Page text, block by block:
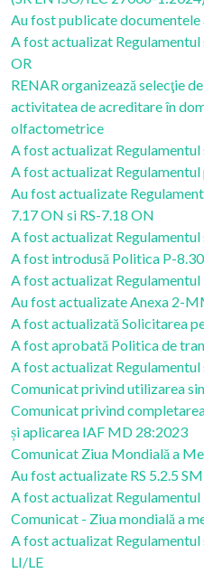
Au fost publicate documentele
A fost actualizat
OR
RENAR organizează selecţie
activitatea de acreditare în
olfactometrice
A fost actualizat Regulamentul
A fost actualizat
Au fost actualizate
7.17 ON si RS-7.18 ON
A fost actualizat Regulamentul
A fost introdusă Politica P-8.30
A fost actualizat Regulamentul
Au fost actualizate Anexa 2-
A fost actualizată Solicitarea
A fost aprobată Politica de
A fost actualizat
Comunicat privind utilizarea
Comunicat privind
și aplicarea IAF MD 28:2023
Comunicat Ziua Mondială a
Au fost actualizate RS 5.2.5
A fost actualizat Regulamentul
Comunicat - Ziua mondială a
A fost actualizat
LI/LE